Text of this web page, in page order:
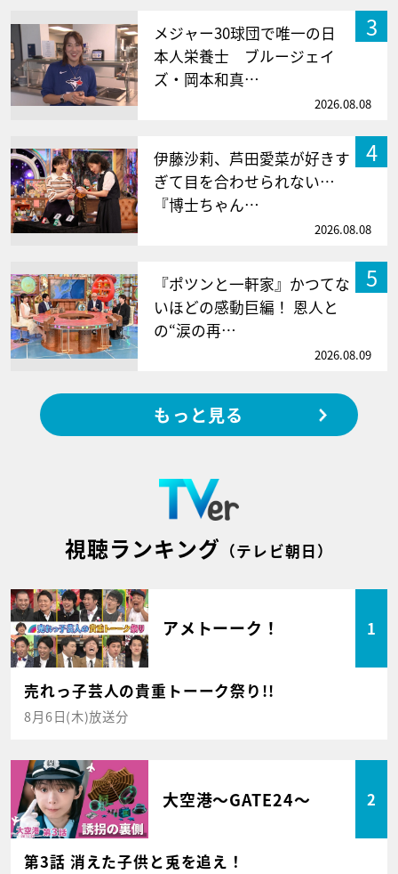
3
メジャー30球団で唯一の日
本人栄養士 ブルージェイ
ズ・岡本和真…
2026.08.08
4
伊藤沙莉、芦田愛菜が好きす
ぎて目を合わせられない…
『博士ちゃん…
2026.08.08
5
『ポツンと一軒家』かつてな
いほどの感動巨編！ 恩人と
の“涙の再…
2026.08.09
もっと見る
視聴ランキング （テレビ朝日）
アメトーーク！ 1
売れっ子芸人の貴重トーーク祭り!!
8月6日(木)放送分
大空港～GATE24～ 2
第3話 消えた子供と兎を追え！